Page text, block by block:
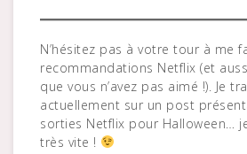
N’hésitez pas à votre tour à me
recommandations Netflix (et
que vous n’avez pas aimé !). Je
actuellement sur un post
sorties Netflix pour Halloween…
très vite !